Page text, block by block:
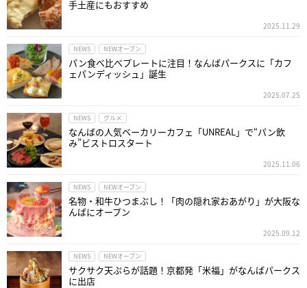
手土産にもおすすめ
2025.11.29
NEWS NEWオープン
パン食べ比べプレートに注目！なんばパークスに「カフ
ェパンディッシュ」誕生
2025.07.25
NEWS グルメ
なんばの人気ベーカリーカフェ「UNREAL」で“パン飲
み”ビストロスタート
2025.11.06
NEWS NEWオープン
名物・和牛ひつまぶし！「肉の隠れ家おあがり」が大阪な
んばにオープン
2025.09.12
NEWS NEWオープン
サクサク天ぷらが話題！京都発「米福」がなんばパークス
に出店